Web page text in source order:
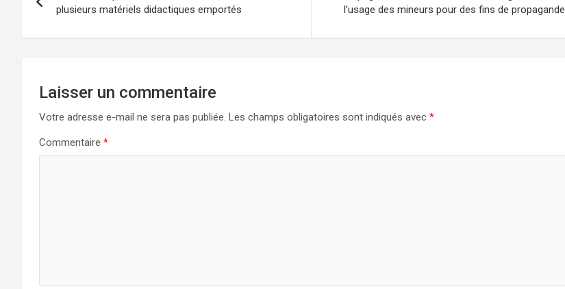
de
l’article
plusieurs matériels didactiques emportés
l’usage des mineurs pour des fins de propagande
Laisser un commentaire
Votre adresse e-mail ne sera pas publiée. Les champs obligatoires sont indiqués avec *
Commentaire *